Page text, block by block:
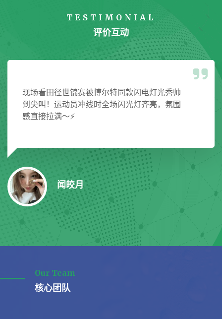
TESTIMONIAL
评价互动
买的球星签名球衣到货啦！包装超严实，证书
齐全，面料柔软透气，客服还提醒了保养方
法，周边控狂喜🎉必须五星好评！
陆冰萍
Our Team
核心团队